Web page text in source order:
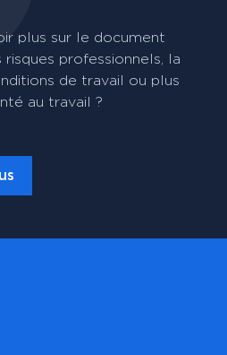
plus sur le document
risques professionnels, la
de travail ou plus
au travail ?